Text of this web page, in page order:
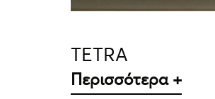
TETRA
Περισσότερα +